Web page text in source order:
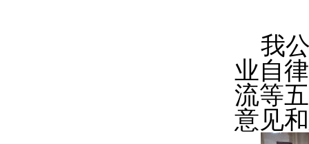
我
业自
流等
意见